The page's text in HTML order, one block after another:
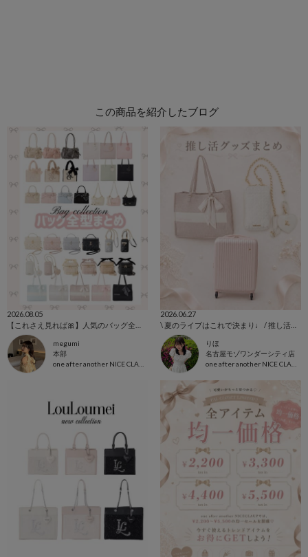
この商品を紹介したブログ
2026.08.05
megumi
本部
2026.06.27
\ 夏のライブはこれで決まり♩ / 推し活グッズまとめ🪄︎︎◝✩
りほ
名古屋モゾワンダーシティ店